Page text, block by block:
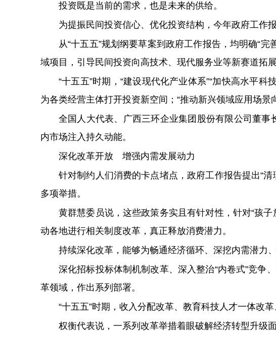
投资既是当前的需求，也是未来的供给。
为提振民间投资信心、优化投资结构，今年政府工作
从“十五五”规划纲要草案到政府工作报告，均明确“
域项目，引导民间投资向高技术、现代服务业等新赛道拓展
“十五五”时期，“建设现代化产业体系”“加快高水平
为各类经营主体打开投资新空间；“推动新兴领域应用场
全国人大代表、广西三环企业集团股份有限公司董
内市场注入持久动能。
深化改革开放 增强内需发展动力
针对制约人们消费的卡点堵点，政府工作报告提出“
多项举措。
黄群慧委员说，这些政策务实且有针对性，针对“孩
动各地进行相关制度改革，真正释放消费潜力。
持续深化改革，能够为畅通经济循环、深挖内需潜力
深化招标投标体制机制改革、深入整治“内卷式”竞
革领域，作出系列部署。
“十五五”时期，收入分配改革、教育科技人才一体改
权衡代表说，一系列改革举措着眼破解经济转型升级